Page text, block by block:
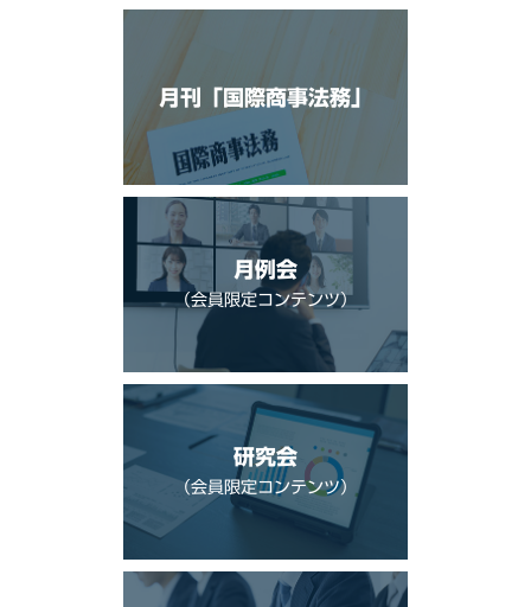
月刊「国際商事法務」
月例会
（会員限定コンテンツ）
研究会
（会員限定コンテンツ）